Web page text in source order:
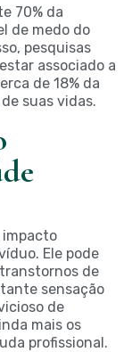
70% da
de medo do
pesquisas
associado a
de 18% da
suas vidas.
impacto
Ele pode
de
sensação
de
mais os
profissional.